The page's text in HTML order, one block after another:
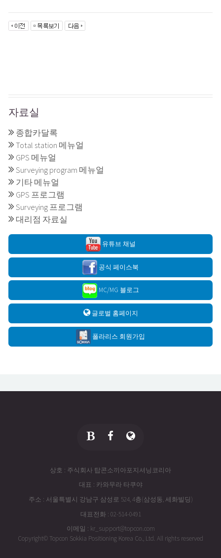
자료실
종합카달록
Total station 메뉴얼
GPS 메뉴얼
Surveying program 메뉴얼
기타 메뉴얼
GPS 프로그램
Surveying 프로그램
대리점 자료실
유튜브 채널
공식 페이스북
MC/MG 블로그
글로벌 홈페이지
폴라리스 회원가입
상호 : 주식회사 탑콘소끼아포지셔닝코리아
대표 : 카와무라 타쿠야
주소 : 서울특별시 강남구 삼성로 524, 4층(삼성동, 세화빌딩)
대표전화 : 02-514-0491
이메일 : kr_support@topcon.com
Copyright© Topcon Sokkia Positioning Korea Co., Ltd. All rights reserved